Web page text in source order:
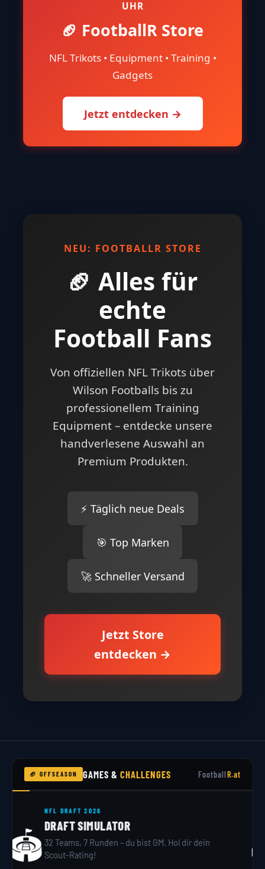
UHR
🏈 FootballR Store
NFL Trikots • Equipment • Training •
Gadgets
Jetzt entdecken →
NEU: FOOTBALLR STORE
🏈 Alles für
echte
Football Fans
Von offiziellen NFL Trikots über
Wilson Footballs bis zu
professionellem Training
Equipment – entdecke unsere
handverlesene Auswahl an
Premium Produkten.
⚡ Täglich neue Deals
🎯 Top Marken
🚀 Schneller Versand
Jetzt Store
entdecken →
🏈 OFFSEASON GAMES &CHALLENGES FootballR.at
🏟️
NFL DRAFT 2026
DRAFT SIMULATOR
32 Teams, 7 Runden – du bist GM. Hol dir dein
Scout-Rating!